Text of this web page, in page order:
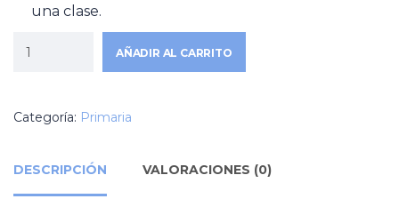
una clase.
AÑADIR AL CARRITO
Categoría: Primaria
DESCRIPCIÓN VALORACIONES (0)